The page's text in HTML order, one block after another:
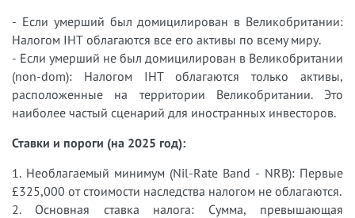
- Если умерший был домицилирован в Великобритании:
Налогом IHT облагаются все его активы по всему миру.
- Если умерший не был домицилирован в Великобритании
(non-dom): Налогом IHT облагаются только активы,
расположенные на территории Великобритании. Это
наиболее частый сценарий для иностранных инвесторов.
Ставки и пороги (на 2025 год):
1. Необлагаемый минимум (Nil-Rate Band - NRB): Первые
£325,000 от стоимости наследства налогом не облагаются.
2. Основная ставка налога: Сумма, превышающая